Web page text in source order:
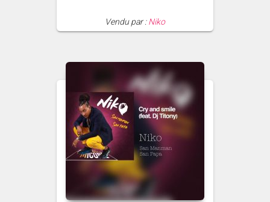
Vendu par :Niko